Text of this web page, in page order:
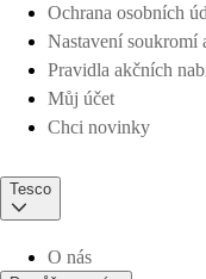
Ochrana osobních
Nastavení soukromí
Pravidla akčních
Můj účet
Chci novinky
Tesco
O nás